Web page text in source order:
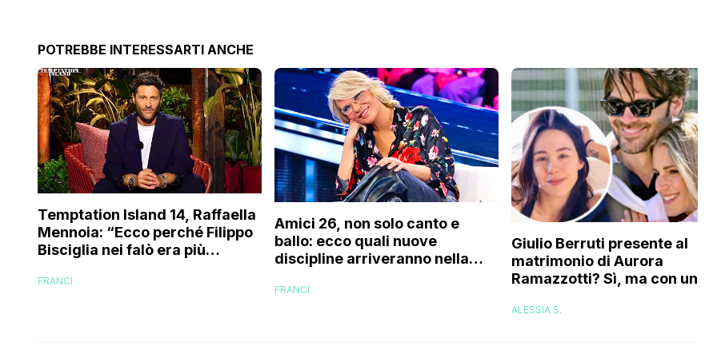
POTREBBE INTERESSARTI ANCHE
Temptation Island 14, Raffaella
Mennoia: “Ecco perché Filippo
Bisciglia nei falò era più
FRANCI
Amici 26, non solo canto e
ballo: ecco quali nuove
discipline arriveranno nella
FRANCI
Giulio Berruti presente al
matrimonio di Aurora
Ramazzotti? Sì, ma con un
sarebbe
ALESSIA S.